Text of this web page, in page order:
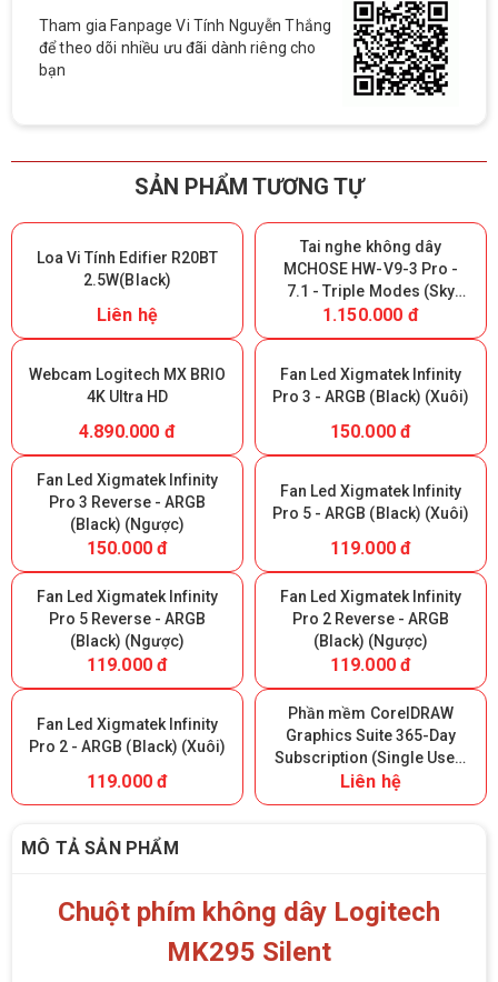
Tham gia Fanpage Vi Tính Nguyễn Thắng
để theo dõi nhiều ưu đãi dành riêng cho
bạn
SẢN PHẨM TƯƠNG TỰ
Loa Vi Tính Edifier R20BT
2.5W(Black)
Liên hệ
Tai nghe không dây
MCHOSE HW-V9-3 Pro -
7.1 - Triple Modes (Sky
White) (Giữ lại Box để bảo
hành)
1.150.000 đ
Webcam Logitech MX BRIO
4K Ultra HD
4.890.000 đ
Fan Led Xigmatek Infinity
Pro 3 - ARGB (Black) (Xuôi)
150.000 đ
Fan Led Xigmatek Infinity
Pro 3 Reverse - ARGB
(Black) (Ngược)
150.000 đ
Fan Led Xigmatek Infinity
Pro 5 - ARGB (Black) (Xuôi)
119.000 đ
Fan Led Xigmatek Infinity
Pro 5 Reverse - ARGB
(Black) (Ngược)
119.000 đ
Fan Led Xigmatek Infinity
Pro 2 Reverse - ARGB
(Black) (Ngược)
119.000 đ
Fan Led Xigmatek Infinity
Pro 2 - ARGB (Black) (Xuôi)
119.000 đ
Phần mềm CorelDRAW
Graphics Suite 365-Day
Subscription (Single User)
- 365 ngày
Liên hệ
MÔ TẢ SẢN PHẨM
Chuột phím không dây Logitech
MK295 Silent